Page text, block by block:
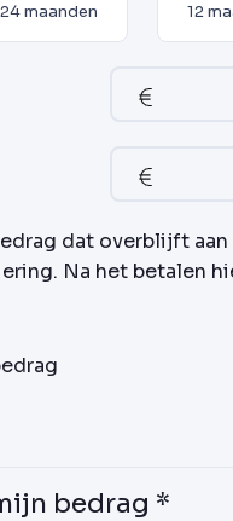
24 maanden 12
dat overblijft aan
Na het betalen
bedrag *